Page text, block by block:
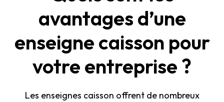
avantages d’une
enseigne caisson pour
votre entreprise ?
Les enseignes caisson offrent de nombreux